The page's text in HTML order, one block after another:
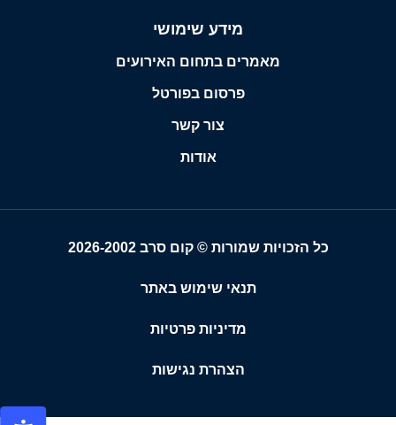
מידע שימושי
מאמרים בתחום האירועים
פרסום בפורטל
צור קשר
אודות
כל הזכויות שמורות © קום סרב 2026-2002
תנאי שימוש באתר
מדיניות פרטיות
הצהרת נגישות